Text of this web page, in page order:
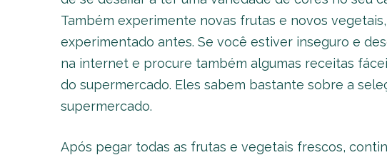
Também experimente novas frutas e novos
experimentado antes. Se você estiver inseguro e
na internet e procure também algumas receitas
do supermercado. Eles sabem bastante sobre a
supermercado.
Após pegar todas as frutas e vegetais frescos,